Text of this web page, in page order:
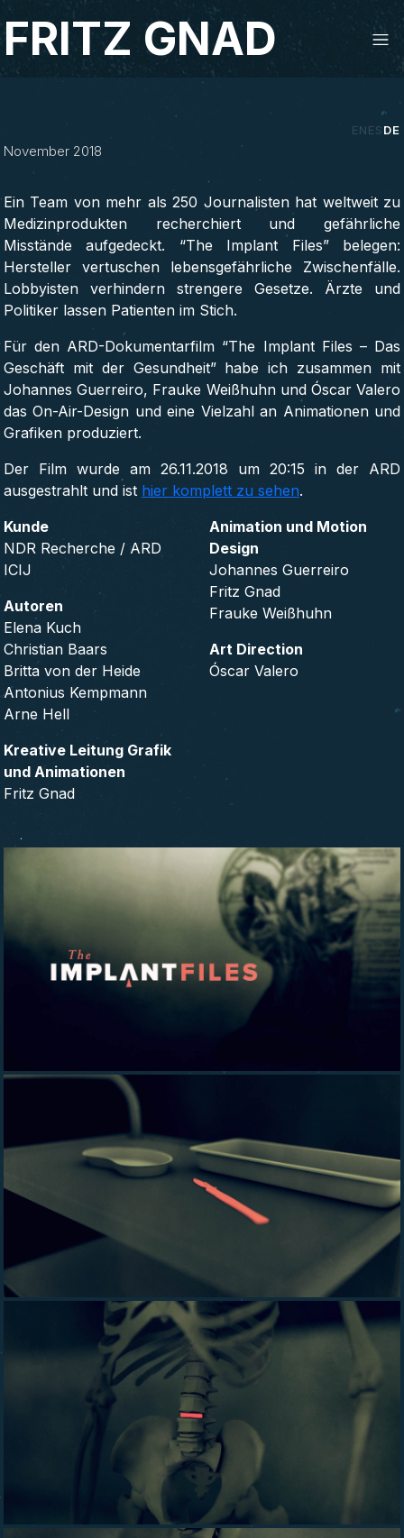
FRITZ GNAD
ENESDE
November 2018
Ein Team von mehr als 250 Journalisten hat weltweit zu
Medizinprodukten recherchiert und gefährliche
Misstände aufgedeckt. “The Implant Files” belegen:
Hersteller vertuschen lebensgefährliche Zwischenfälle.
Lobbyisten verhindern strengere Gesetze. Ärzte und
Politiker lassen Patienten im Stich.
Für den ARD-Dokumentarfilm “The Implant Files – Das
Geschäft mit der Gesundheit” habe ich zusammen mit
Johannes Guerreiro, Frauke Weißhuhn und Óscar Valero
das On-Air-Design und eine Vielzahl an Animationen und
Grafiken produziert.
Der Film wurde am 26.11.2018 um 20:15 in der ARD
ausgestrahlt und ist hier komplett zu sehen.
Kunde
NDR Recherche / ARD
ICIJ
Autoren
Elena Kuch
Christian Baars
Britta von der Heide
Antonius Kempmann
Arne Hell
Kreative Leitung Grafik
und Animationen
Fritz Gnad
Animation und Motion
Design
Johannes Guerreiro
Fritz Gnad
Frauke Weißhuhn
Art Direction
Óscar Valero